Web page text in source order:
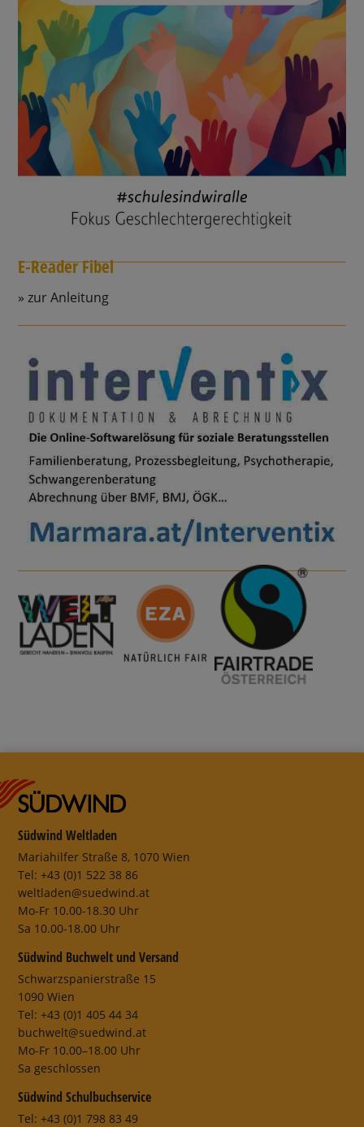
E-Reader Fibel
zur Anleitung
Südwind Weltladen
Mariahilfer Straße 8, 1070 Wien
Tel: +43 (0)1 522 38 86
weltladen@suedwind.at
Mo-Fr 10.00-18.30 Uhr
Sa 10.00-18.00 Uhr
Südwind Buchwelt und Versand
Schwarzspanierstraße 15
1090 Wien
Tel: +43 (0)1 405 44 34
buchwelt@suedwind.at
Mo-Fr 10.00–18.00 Uhr
Sa geschlossen
Südwind Schulbuchservice
Tel: +43 (0)1 798 83 49